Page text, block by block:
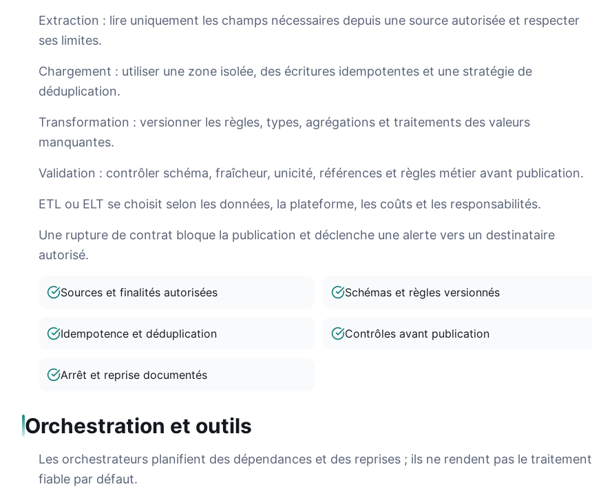
Extraction : lire uniquement les champs nécessaires depuis une source autorisée et respecter
ses limites.
Chargement : utiliser une zone isolée, des écritures idempotentes et une stratégie de
déduplication.
Transformation : versionner les règles, types, agrégations et traitements des valeurs
manquantes.
Validation : contrôler schéma, fraîcheur, unicité, références et règles métier avant publication.
ETL ou ELT se choisit selon les données, la plateforme, les coûts et les responsabilités.
Une rupture de contrat bloque la publication et déclenche une alerte vers un destinataire
autorisé.
Sources et finalités autorisées Schémas et règles versionnés
Idempotence et déduplication Contrôles avant publication
Arrêt et reprise documentés
Orchestration et outils
Les orchestrateurs planifient des dépendances et des reprises ; ils ne rendent pas le traitement
fiable par défaut.